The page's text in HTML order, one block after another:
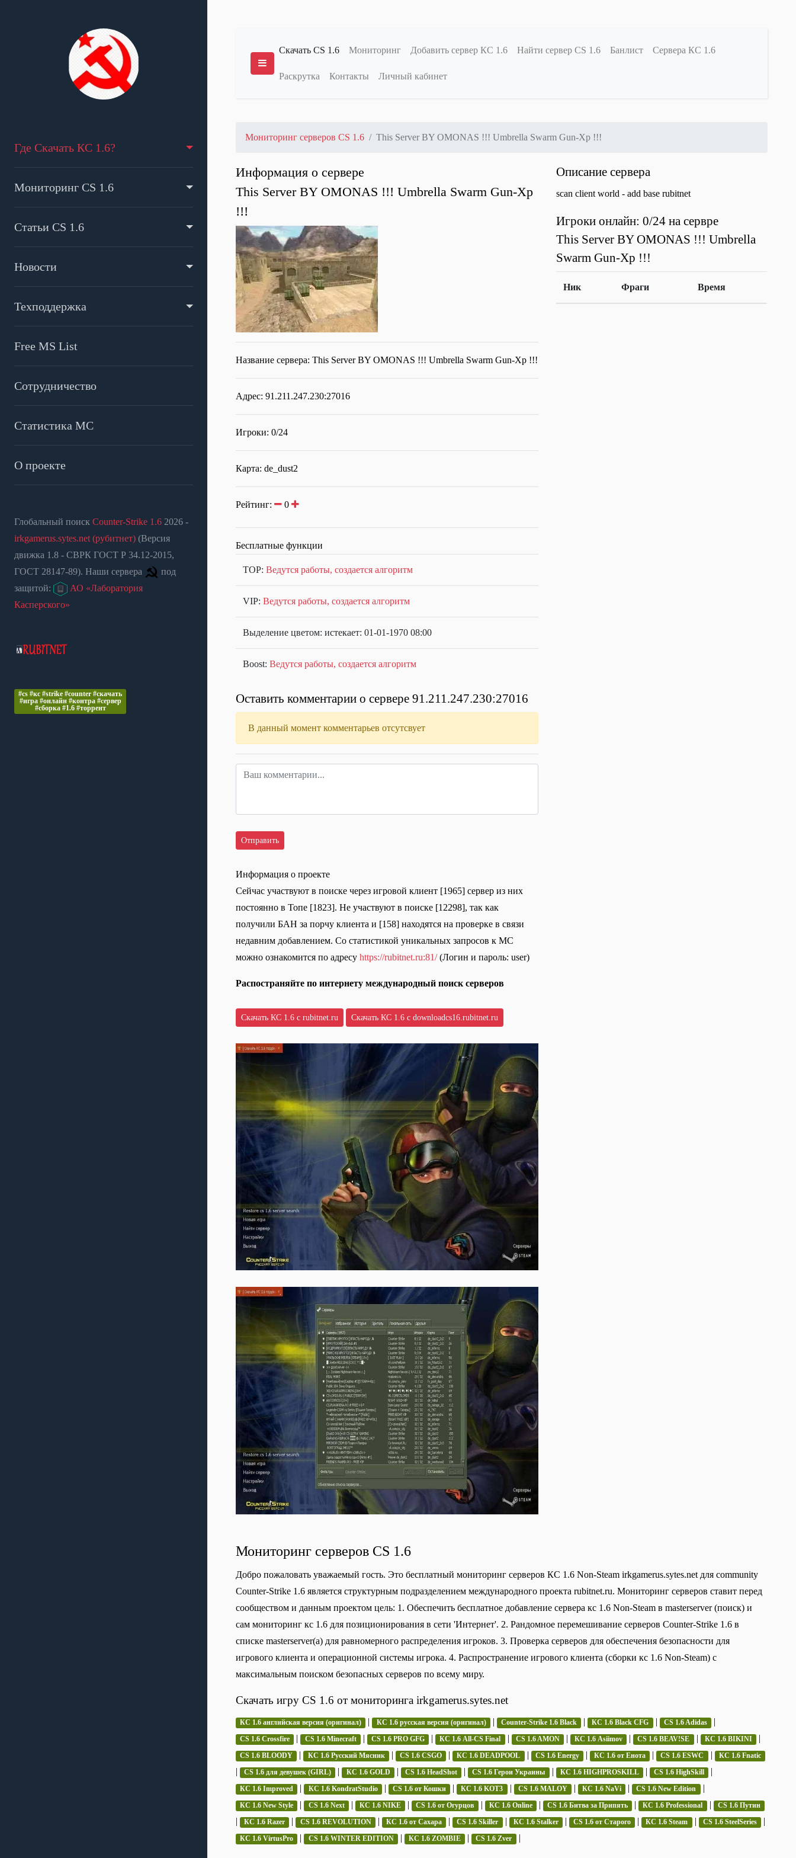
Где Скачать КС 1.6?
Мониторинг CS 1.6
Статьи CS 1.6
Новости
Техподдержка
Free MS List
Сотрудничество
Статистика МС
О проекте
Глобальный поиск Counter-Strike 1.6 2026 -
irkgamerus.sytes.net (рубитнет) (Версия
движка 1.8 - СВРК ГОСТ Р 34.12-2015,
ГОСТ 28147-89). Наши сервера
под
защитой:
АО «Лаборатория
Касперского»
#cs #кс #strike #counter #скачать
#игра #онлайн #контра #сервер
#сборка #1.6 #торрент
Переключение меню
Скачать CS 1.6 Мониторинг Добавить сервер КС 1.6 Найти сервер CS 1.6 Банлист Сервера КС 1.6
Раскрутка Контакты Личный кабинет
Мониторинг серверов CS 1.6 This Server BY OMONAS !!! Umbrella Swarm Gun-Xp !!!
Информация о сервере
This Server BY OMONAS !!! Umbrella Swarm Gun-Xp
!!!
Название сервера: This Server BY OMONAS !!! Umbrella Swarm Gun-Xp !!!
Адрес: 91.211.247.230:27016
Игроки: 0/24
Карта: de_dust2
Рейтинг: 0
Бесплатные функции
TOP: Ведутся работы, создается алгоритм
VIP: Ведутся работы, создается алгоритм
Выделение цветом: истекает: 01-01-1970 08:00
Boost: Ведутся работы, создается алгоритм
Оставить комментарии о сервере 91.211.247.230:27016
В данный момент комментарьев отсутсвует
Информация о проекте
Сейчас участвуют в поиске через игровой клиент [1965] сервер из них
постоянно в Топе [1823]. Не участвуют в поиске [12298], так как
получили БАН за порчу клиента и [158] находятся на проверке в связи
недавним добавлением. Со статистикой уникальных запросов к МС
можно ознакомится по адресу https://rubitnet.ru:81/(Логин и пароль: user)
Распостраняйте по интернету международный поиск серверов
Скачать КС 1.6 с rubitnet.ru Скачать КС 1.6 с downloadcs16.rubitnet.ru
Описание сервера
scan client world - add base rubitnet
Игроки онлайн: 0/24 на сервре
This Server BY OMONAS !!! Umbrella
Swarm Gun-Xp !!!
Ник Фраги Время
Мониторинг серверов CS 1.6
Добро пожаловать уважаемый гость. Это бесплатный мониторинг серверов КС 1.6 Non-Steam irkgamerus.sytes.net для community
Сounter-Strike 1.6 является структурным подразделением международного проекта rubitnet.ru. Мониторинг серверов ставит перед
сообществом и данным проектом цель: 1. Обеспечить бесплатное добавление сервера кс 1.6 Non-Steam в masterserver (поиск) и
сам мониторинг кс 1.6 для позиционирования в сети 'Интернет'. 2. Рандомное перемешивание серверов Counter-Strike 1.6 в
списке masterserver(а) для равномерного распределения игроков. 3. Проверка серверов для обеспечения безопасности для
игрового клиента и операционной системы игрока. 4. Распространение игрового клиента (сборки кс 1.6 Non-Steam) с
максимальным поиском безопасных серверов по всему миру.
Скачать игру CS 1.6 от мониторинга irkgamerus.sytes.net
КС 1.6 английская версия (оригинал) | КС 1.6 русская версия (оригинал) | Counter-Strike 1.6 Black | КС 1.6 Black CFG | CS 1.6 Adidas |
CS 1.6 Crossfire | CS 1.6 Minecraft | CS 1.6 PRO GFG | КС 1.6 All-CS Final | CS 1.6 AMON | КС 1.6 Asiimov | CS 1.6 BEAV!SE | КС 1.6 BIKINI |
CS 1.6 BLOODY | КС 1.6 Русский Мясник | CS 1.6 CSGO | КС 1.6 DEADPOOL | CS 1.6 Energy | КС 1.6 от Енота | CS 1.6 ESWC | КС 1.6 Fnatic
| CS 1.6 для девушек (GIRL) | КС 1.6 GOLD | CS 1.6 HeadShot | CS 1.6 Герои Украины | КС 1.6 HIGHPROSKILL | CS 1.6 HighSkill |
КС 1.6 Improved | КС 1.6 KondratStudio | CS 1.6 от Кошки | КС 1.6 KOT3 | CS 1.6 MALOY | КС 1.6 NaVi | CS 1.6 New Edition |
КС 1.6 New Style | CS 1.6 Next | КС 1.6 NIKE | CS 1.6 от Огурцов | КС 1.6 Online | CS 1.6 Битва за Припять | КС 1.6 Professional | CS 1.6 Путин
| КС 1.6 Razer | CS 1.6 REVOLUTION | КС 1.6 от Сахара | CS 1.6 Skiller | КС 1.6 Stalker | CS 1.6 от Старого | КС 1.6 Steam | CS 1.6 SteelSeries |
КС 1.6 VirtusPro | CS 1.6 WINTER EDITION | КС 1.6 ZOMBIE | CS 1.6 Zver |